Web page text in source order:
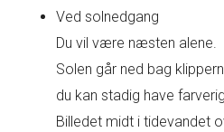
Ved solnedgang
Du vil være næsten alene.
Solen går ned bag
du kan stadig have
Billedet midt i tidevandet